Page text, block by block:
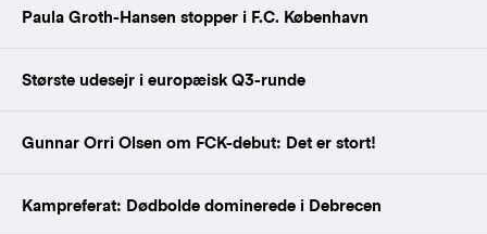
Paula Groth-Hansen stopper i F.C. København
Største udesejr i europæisk Q3-runde
Gunnar Orri Olsen om FCK-debut: Det er stort!
Kampreferat: Dødbolde dominerede i Debrecen